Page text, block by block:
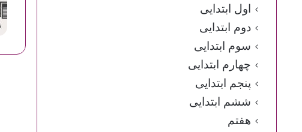
اول ابتدایی
دوم ابتدایی
سوم ابتدایی
چهارم ابتدایی
پنجم ابتدایی
ششم ابتدایی
هفتم